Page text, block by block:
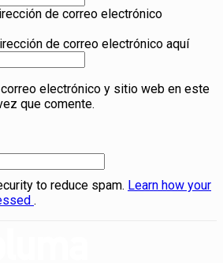
de correo electrónico
de correo electrónico aquí
correo electrónico y sitio web en este
que comente.
to reduce spam. Learn how your
.